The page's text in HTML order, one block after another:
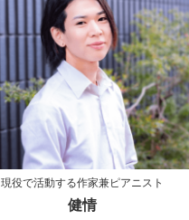
現役で活動する作家兼ピアニスト
健情